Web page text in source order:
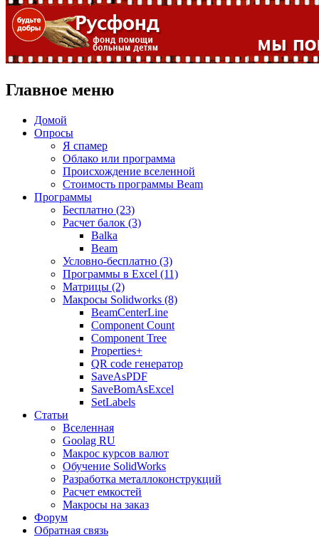
Главное меню
Домой
Опросы
Я спамер
Облако или программа
Происхождение вселенной
Стоимость программы Beam
Программы
Бесплатно (23)
Расчет балок (3)
Balka
Beam
Условно-бесплатно (3)
Программы в Excel (11)
Матрицы (2)
Макросы Solidworks (8)
BeamCenterLine
Component Count
Component Tree
Properties+
QR code генератор
SaveAsPDF
SaveBomAsExcel
SetLabels
Статьи
Вселенная
Goolag RU
Макрос курсов валют
Обучение SolidWorks
Разработка металлоконструкций
Расчет емкостей
Макросы на заказ
Форум
Обратная связь